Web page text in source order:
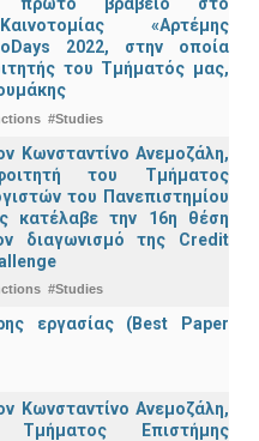
πρώτο βραβείο στο
«Αρτέμης
2022, στην οποία
του Τμήματός μας,
#Studies
Κωνσταντίνο Ανεμοζάλη,
του Τμήματος
του Πανεπιστημίου
κατέλαβε την 16η θέση
διαγωνισμό της Credit
#Studies
εργασίας (Best Paper
Κωνσταντίνο Ανεμοζάλη,
Επιστήμης